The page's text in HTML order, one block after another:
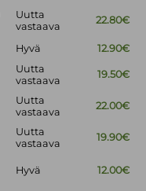
Uutta
vastaava
22.80€
Hyvä 12.90€
Uutta
vastaava
19.50€
Uutta
vastaava
22.00€
Uutta
vastaava
19.90€
Hyvä 12.00€